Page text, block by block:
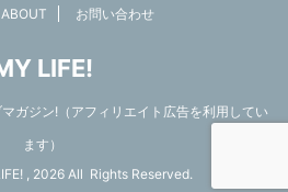
ABOUT お問い合わせ
LIFE!
ガジン!（アフィリエイト広告を利用してい
ます）
, 2026 All Rights Reserved.